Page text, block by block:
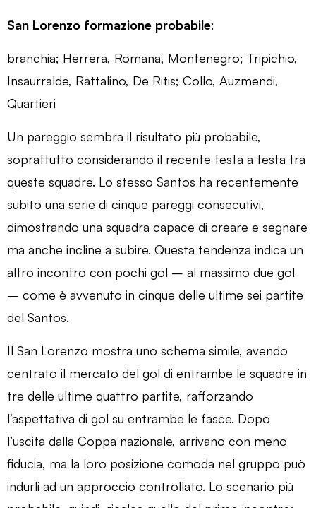
San Lorenzo formazione probabile:
branchia; Herrera, Romana, Montenegro; Tripichio,
Insaurralde, Rattalino, De Ritis; Collo, Auzmendi,
Quartieri
Un pareggio sembra il risultato più probabile,
soprattutto considerando il recente testa a testa tra
queste squadre. Lo stesso Santos ha recentemente
subito una serie di cinque pareggi consecutivi,
dimostrando una squadra capace di creare e segnare
ma anche incline a subire. Questa tendenza indica un
altro incontro con pochi gol – al massimo due gol
– come è avvenuto in cinque delle ultime sei partite
del Santos.
Il San Lorenzo mostra uno schema simile, avendo
centrato il mercato del gol di entrambe le squadre in
tre delle ultime quattro partite, rafforzando
l’aspettativa di gol su entrambe le fasce. Dopo
l’uscita dalla Coppa nazionale, arrivano con meno
fiducia, ma la loro posizione comoda nel gruppo può
indurli ad un approccio controllato. Lo scenario più